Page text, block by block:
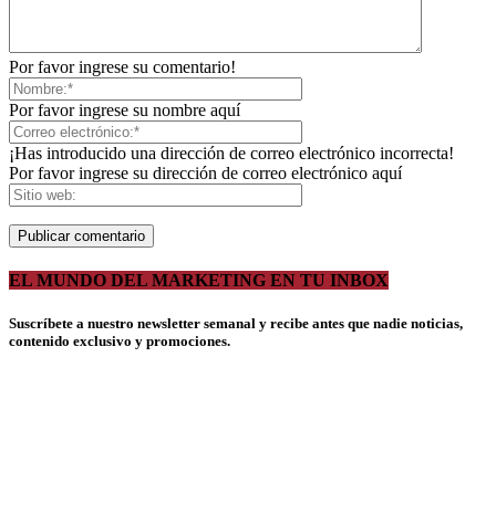
Por favor ingrese su comentario!
Por favor ingrese su nombre aquí
¡Has introducido una dirección de correo electrónico incorrecta!
Por favor ingrese su dirección de correo electrónico aquí
EL MUNDO DEL MARKETING EN TU INBOX
Suscríbete a nuestro newsletter semanal y recibe antes que nadie noticias,
contenido exclusivo y promociones.